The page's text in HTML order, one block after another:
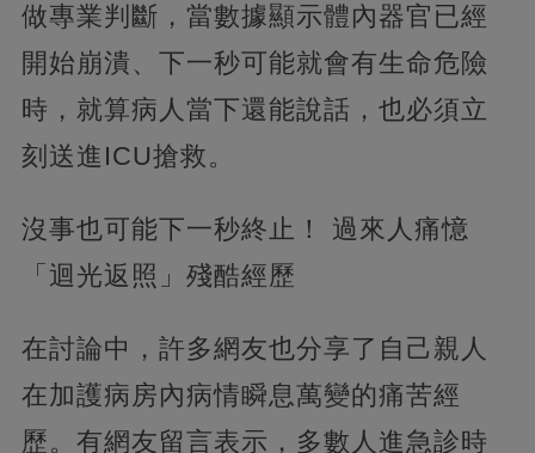
做專業判斷，當數據顯示體內器官已經
開始崩潰、下一秒可能就會有生命危險
時，就算病人當下還能說話，也必須立
刻送進ICU搶救。
沒事也可能下一秒終止！ 過來人痛憶
「迴光返照」殘酷經歷
在討論中，許多網友也分享了自己親人
在加護病房內病情瞬息萬變的痛苦經
歷。有網友留言表示，多數人進急診時